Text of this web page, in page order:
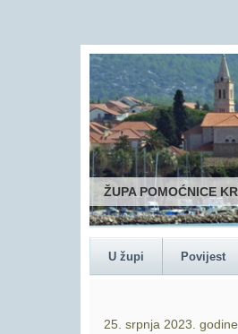
U župi Povijest
25. srpnja 2023. godine